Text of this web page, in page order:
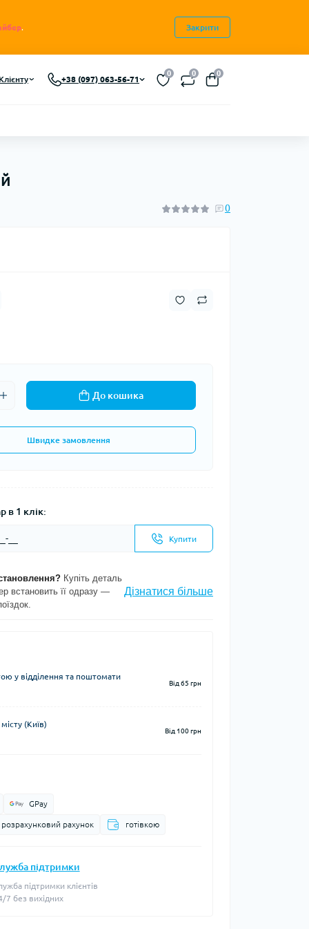
. Закрити
+38 (097) 063-56-71
0 0 0
0
До кошика
Швидке замовлення
в 1 клік:
Купити
Купіть деталь
встановить її одразу —
Дізнатися більше
у відділення та поштомати
Від 65 грн
(Київ)
Від 100 грн
GPay
рахунок готівкою
підтримки
підтримки клієнтів
7 без вихідних